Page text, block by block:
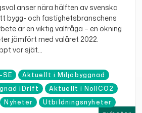
anser nära hälften av svenska
bygg- och fastighetsbranschens
är en viktig valfråga – en ökning
jämfört med valåret 2022.
var sjät...
Aktuellt i Miljöbyggnad
iDrift
Aktuellt i NollCO2
Nyheter Utbildningsnyheter